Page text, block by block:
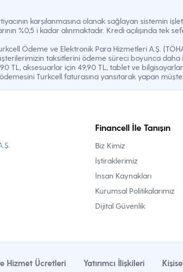
karşılanmasına olanak sağlayan sistemin
%0,5 i kadar alınmaktadır. Kredi açılışında tek
Ödeme ve Elektronik Para Hizmetleri A.Ş.
taksitlerini ödeme süreci boyunca daha
TL, aksesuarlar için 49,90 TL, tablet ve bilgisayarlar
Turkcell faturasına yansıtarak yapan
Financell İle Tanışın
Biz Kimiz
İştiraklerimiz
İnsan Kaynakları
Kurumsal Politikalarımız
Dijital Güvenlik
Hizmet Ücretleri Yatırımcı İlişkileri